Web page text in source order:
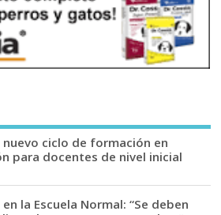
nuevo ciclo de formación en
para docentes de nivel inicial
la Escuela Normal: “Se deben